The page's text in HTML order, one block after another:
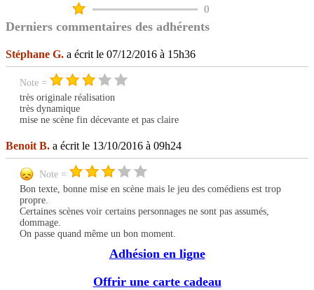
0
Derniers commentaires des adhérents
Stéphane G. a écrit le 07/12/2016 à 15h36
Note =
très originale réalisation
très dynamique
mise ne scène fin décevante et pas claire
Benoit B. a écrit le 13/10/2016 à 09h24
Note =
Bon texte, bonne mise en scène mais le jeu des comédiens est trop
propre.
Certaines scènes voir certains personnages ne sont pas assumés,
dommage.
On passe quand même un bon moment.
Adhésion en ligne
Offrir une carte cadeau